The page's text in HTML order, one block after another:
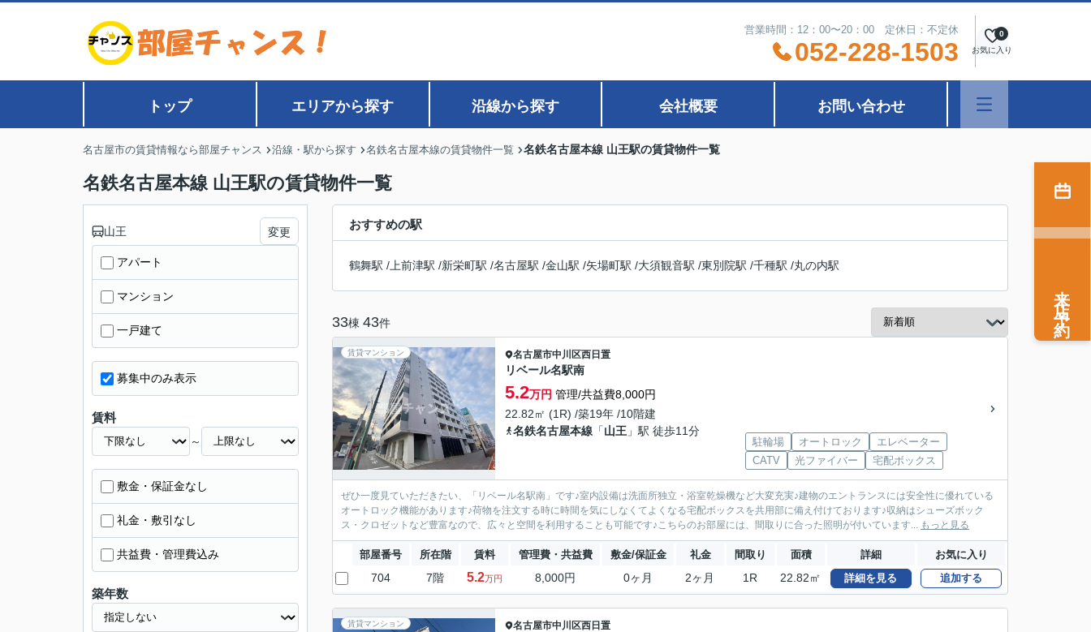
営業時間：12：00〜20：00 定休日：不定休
052-228-1503 お気に入り
0
トップ エリアから探す 沿線から探す 会社概要 お問い合わせ
名古屋市の賃貸情報なら部屋チャンス 沿線・駅から探す 名鉄名古屋本線の賃貸物件一覧 名鉄名古屋本線 山王駅の賃貸物件一覧
名鉄名古屋本線 山王駅の賃貸物件一覧
おすすめの駅
鶴舞駅 / 上前津駅 /新栄町駅 /名古屋駅 /金山駅 /矢場町駅 /大須観音駅 /東別院駅 /千種駅 /丸の内駅
33棟 43件
賃貸マンション 名古屋市中川区西日置
リベール名駅南
5.2万円 管理/共益費8,000円
22.82㎡ (1R) /築19年 /10階建
名鉄名古屋本線 「山王 」駅 徒歩11分
駐輪場 オートロック
エレベーター
CATV
光ファイバー 宅配ボックス
ぜひ一度見ていただきたい、「リベール名駅南」です♪室内設備は洗面所独立・浴室乾燥機など大変充実♪建物のエントランスには安全性に優れている
オートロック機能があります♪荷物を注文する時に時間を気にしなくてよくなる宅配ボックスを共用部に備え付けております♪収納はシューズボック
ス・クロゼットなど豊富なので、広々と空間を利用することも可能です♪こちらのお部屋には、間取りに合った照明が付いています... もっと見る
部屋番号 所在階 賃料 管理費・共益費 敷金/保証金 礼金 間取り 面積 詳細 お気に入り
704 7階 5.2万円 8,000円 0ヶ月 2ヶ月 1R 22.82㎡ 詳細を見る 追加する
賃貸マンション 名古屋市中川区西日置
山王 変更
アパート
マンション
一戸建て
募集中のみ表示
賃料
～
敷金・保証金なし
礼金・敷引なし
共益費・管理費込み
築年数
来店予約